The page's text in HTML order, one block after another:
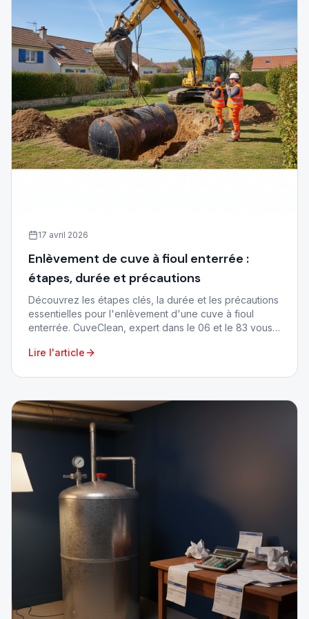
17 avril 2026
Enlèvement de cuve à fioul enterrée :
étapes, durée et précautions
Découvrez les étapes clés, la durée et les précautions
essentielles pour l'enlèvement d'une cuve à fioul
enterrée. CuveClean, expert dans le 06 et le 83 vous
Lire l'article